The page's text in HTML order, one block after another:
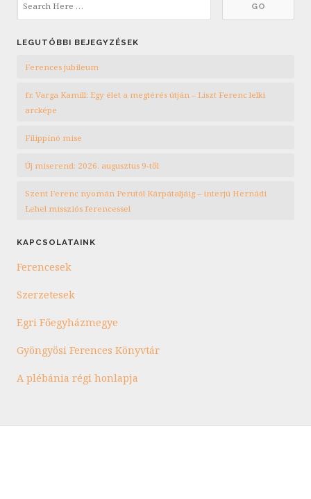
LEGUTÓBBI BEJEGYZÉSEK
Ferences jubileum
fr. Varga Kamill: Egy élet a megtérés útján – Liszt Ferenc lelki
arcképe
Filippínó mise
Új miserend: 2026. augusztus 9-től
Szent Ferenc nyomán Perutól Kárpátaljáig – interjú Hernádi
Lehel missziós ferencessel
KAPCSOLATAINK
Ferencesek
Szerzetesek
Egri Főegyházmegye
Gyöngyösi Ferences Könyvtár
A plébánia régi honlapja